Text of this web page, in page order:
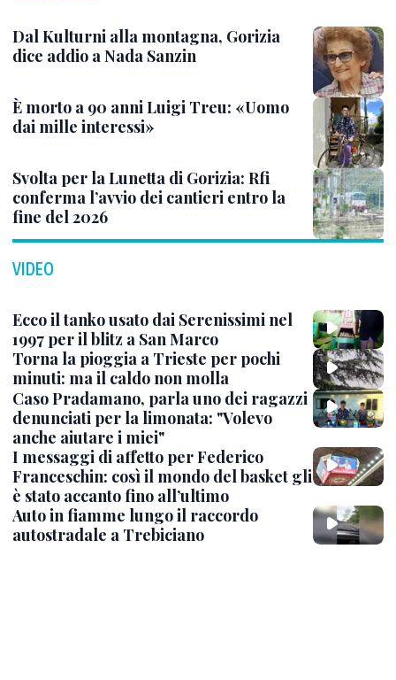
Dal Kulturni alla montagna, Gorizia
dice addio a Nada Sanzin
È morto a 90 anni Luigi Treu: «Uomo
dai mille interessi»
Svolta per la Lunetta di Gorizia: Rfi
conferma l’avvio dei cantieri entro la
fine del 2026
VIDEO
Ecco il tanko usato dai Serenissimi nel
1997 per il blitz a San Marco
Torna la pioggia a Trieste per pochi
minuti: ma il caldo non molla
Caso Pradamano, parla uno dei ragazzi
denunciati per la limonata: "Volevo
anche aiutare i miei"
I messaggi di affetto per Federico
Franceschin: così il mondo del basket gli
è stato accanto fino all’ultimo
Auto in fiamme lungo il raccordo
autostradale a Trebiciano